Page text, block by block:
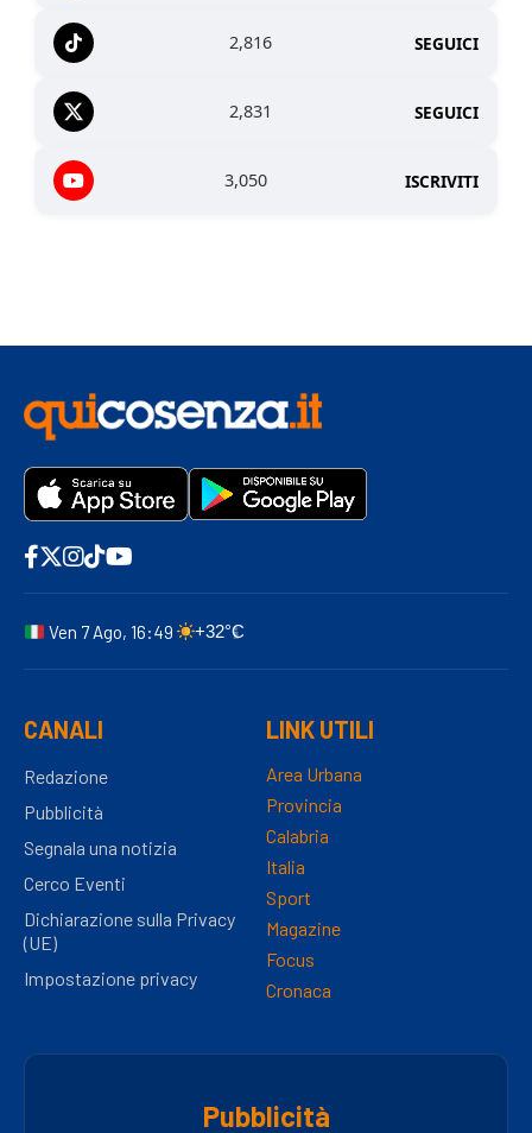
2,816 SEGUICI
2,831 SEGUICI
3,050 ISCRIVITI
Ven 7 Ago, 16:49 +32°C
CANALI
Redazione
Pubblicità
Segnala una notizia
Cerco Eventi
Dichiarazione sulla Privacy
(UE)
Impostazione privacy
LINK UTILI
Area Urbana
Provincia
Calabria
Italia
Sport
Magazine
Focus
Cronaca
Pubblicità